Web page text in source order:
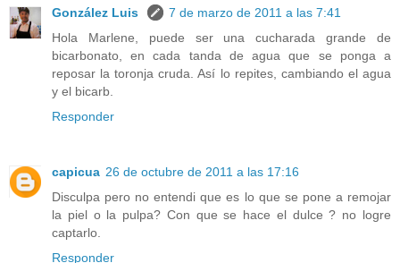
González Luis
7 de marzo de 2011 a las 7:41
Hola Marlene, puede ser una cucharada grande de
bicarbonato, en cada tanda de agua que se ponga a
reposar la toronja cruda. Así lo repites, cambiando el agua
y el bicarb.
Responder
capicua 26 de octubre de 2011 a las 17:16
Disculpa pero no entendi que es lo que se pone a remojar
la piel o la pulpa? Con que se hace el dulce ? no logre
captarlo.
Responder